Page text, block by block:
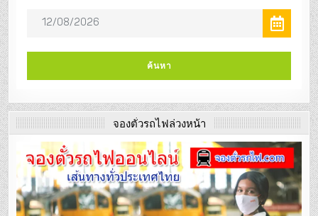
จองตั๋วรถไฟล่วงหน้า